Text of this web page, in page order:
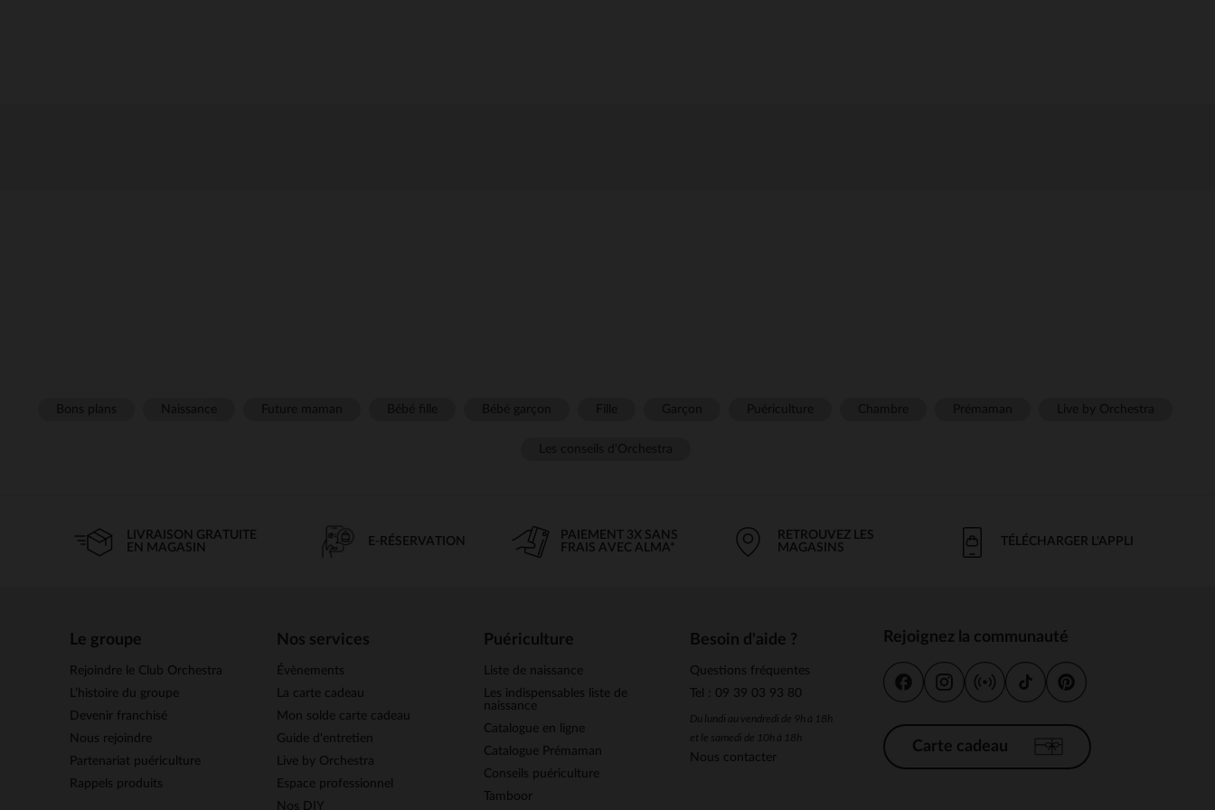
LIVRAISON GRATUITE
EN MAGASIN
E-RÉSERVATION
PAIEMENT 3X SANS
FRAIS AVEC ALMA*
RETROUVEZ LES
MAGASINS
TÉLÉCHARGER L'APPLI
Le groupe
Rejoindre le Club Orchestra
L’histoire du groupe
Devenir franchisé
Nous rejoindre
Partenariat puériculture
Rappels produits
Nos services
Évènements
La carte cadeau
Mon solde carte cadeau
Guide d'entretien
Live by Orchestra
Espace professionnel
Nos DIY
Puériculture
Liste de naissance
Les indispensables liste de
naissance
Catalogue en ligne
Catalogue Prémaman
Conseils puériculture
Tamboor
Besoin d'aide ?
Questions fréquentes
Tel : 09 39 03 93 80
Du lundi au vendredi de 9h à 18h
et le samedi de 10h à 18h
Nous contacter
Rejoignez la communauté
Carte cadeau